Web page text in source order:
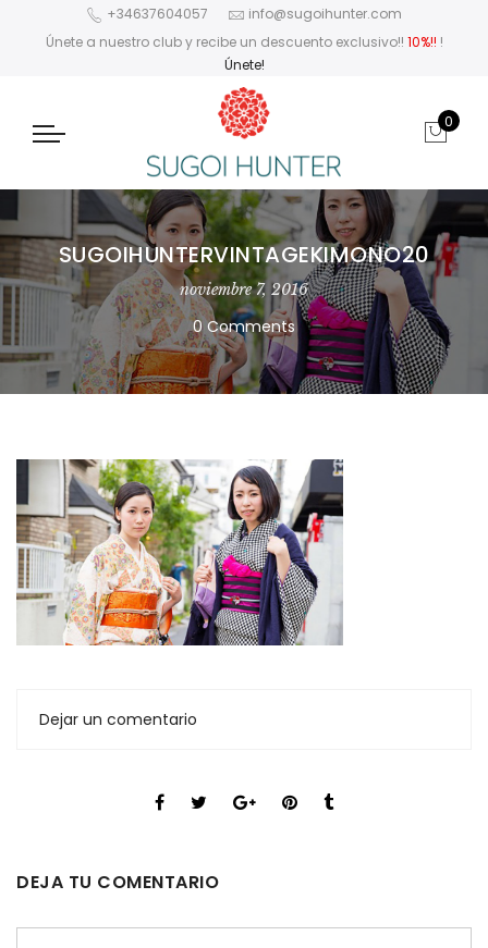
+34637604057
info@sugoihunter.com
Únete a nuestro club y recibe un descuento exclusivo!! 10%!! !
Únete!
0
SUGOIHUNTERVINTAGEKIMONO20
noviembre 7, 2016
0 Comments
Dejar un comentario
DEJA TU COMENTARIO